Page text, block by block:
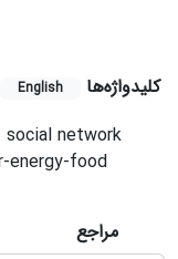
کلیدواژه‌ها English
social network
energy-food
مراجع